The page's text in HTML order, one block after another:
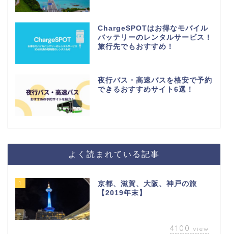
ChargeSPOTはお得なモバイル
バッテリーのレンタルサービス！
旅行先でもおすすめ！
夜行バス・高速バスを格安で予約
できるおすすめサイト6選！
よく読まれている記事
1
京都、滋賀、大阪、神戸の旅
【2019年末】
4100 view